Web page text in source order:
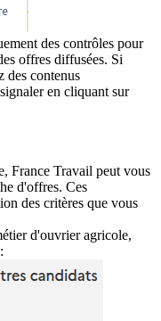
des contrôles pour
offres diffusées. Si
des contenus
en cliquant sur
France Travail peut vous
d'offres. Ces
des critères que vous
d'ouvrier agricole,